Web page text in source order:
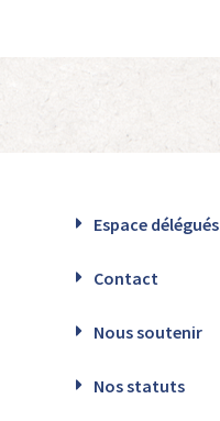
Espace délégués
Contact
Nous soutenir
Nos statuts